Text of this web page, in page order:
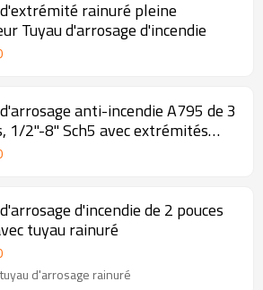
rainuré pleine
Tuyau d'arrosage d'incendie
anti-incendie A795 de 3
1/2"-8" Sch5 avec extrémités
d'incendie de 2 pouces
tuyau rainuré
d'arrosage rainuré